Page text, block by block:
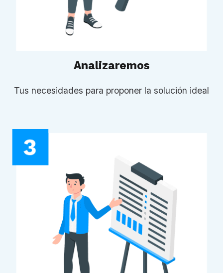
Analizaremos
Tus necesidades para proponer la solución ideal